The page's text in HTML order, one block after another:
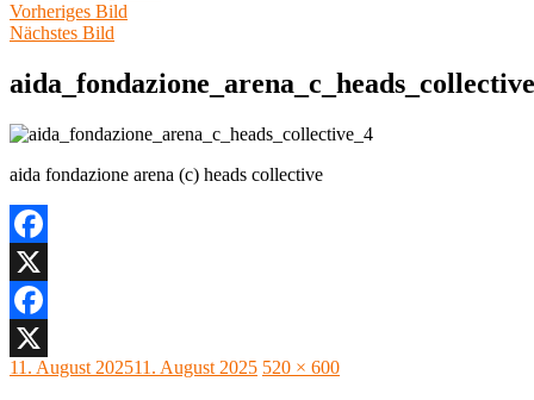
Vorheriges Bild
Nächstes Bild
aida fondazione arena (c) heads collective
Facebook
X
Facebook
X
Veröffentlicht
11. August 202511. August 2025 Originalgröße
520 × 600